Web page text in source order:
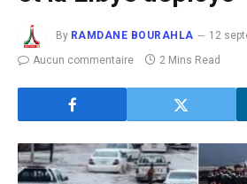
By RAMDANE BOURAHLA
12
Aucun commentaire
2 Mins Read